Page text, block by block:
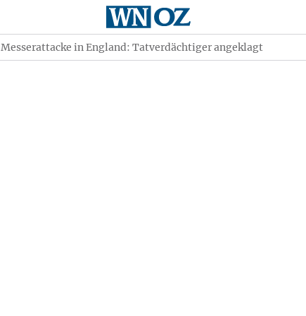
Messerattacke in England: Tatverdächtiger angeklagt